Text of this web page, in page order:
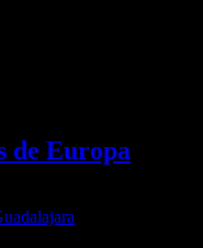
de Europa